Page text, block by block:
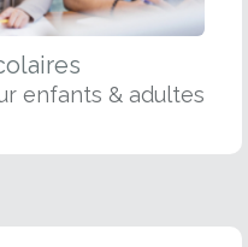
enfants & adultes